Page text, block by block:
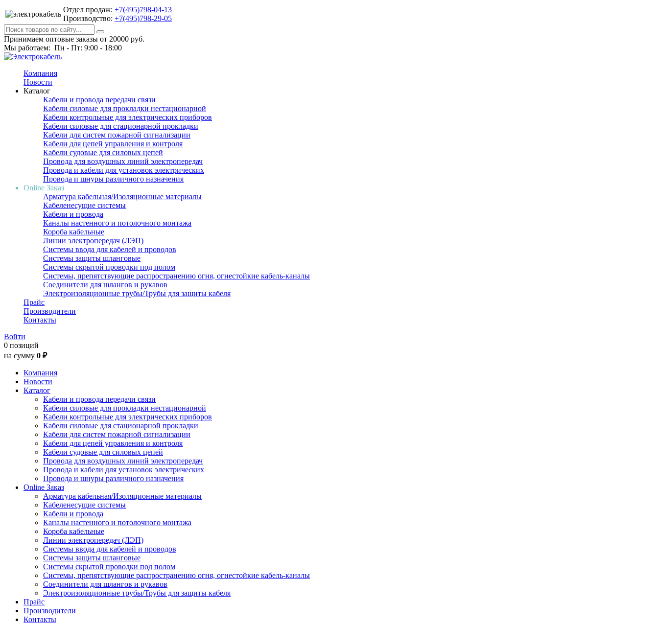
Отдел продаж: +7(495)798-04-13
Производство: +7(495)798-29-05
Принимаем оптовые заказы от 20000 руб.
Мы работаем: Пн - Пт: 9:00 - 18:00
Компания
Новости
Каталог
Кабели и провода передачи связи
Кабели силовые для прокладки нестационарной
Кабели контрольные для электрических приборов
Кабели силовые для стационарной прокладки
Кабели для систем пожарной сигнализации
Кабели для цепей управления и контроля
Кабели судовые для силовых цепей
Провода для воздушных линий электропередач
Провода и кабели для установок электрических
Провода и шнуры различного назначения
Online Заказ
Арматура кабельная/Изоляционные материалы
Кабеленесущие системы
Кабели и провода
Каналы настенного и потолочного монтажа
Короба кабельные
Линии электропередач (ЛЭП)
Системы ввода для кабелей и проводов
Системы защиты шланговые
Системы скрытой проводки под полом
Системы, препятствующие распространению огня, огнестойкие кабель-каналы
Соединители для шлангов и рукавов
Электроизоляционные трубы/Трубы для защиты кабеля
Прайс
Производители
Контакты
Войти
0 позиций
на сумму 0 ₽
Компания
Новости
Каталог
Кабели и провода передачи связи
Кабели силовые для прокладки нестационарной
Кабели контрольные для электрических приборов
Кабели силовые для стационарной прокладки
Кабели для систем пожарной сигнализации
Кабели для цепей управления и контроля
Кабели судовые для силовых цепей
Провода для воздушных линий электропередач
Провода и кабели для установок электрических
Провода и шнуры различного назначения
Online Заказ
Арматура кабельная/Изоляционные материалы
Кабеленесущие системы
Кабели и провода
Каналы настенного и потолочного монтажа
Короба кабельные
Линии электропередач (ЛЭП)
Системы ввода для кабелей и проводов
Системы защиты шланговые
Системы скрытой проводки под полом
Системы, препятствующие распространению огня, огнестойкие кабель-каналы
Соединители для шлангов и рукавов
Электроизоляционные трубы/Трубы для защиты кабеля
Прайс
Производители
Контакты